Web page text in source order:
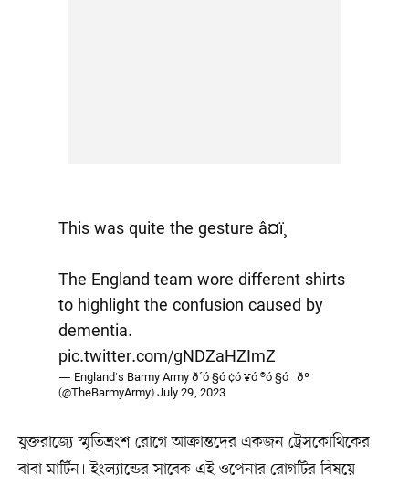
This was quite the gesture â¤ï¸
The England team wore different shirts
to highlight the confusion caused by
dementia.
pic.twitter.com/gNDZaHZImZ
— England's Barmy Army ð´ó §ó ¢ó ¥ó ®ó §ó ¿ðº
(@TheBarmyArmy)July 29, 2023
যুক্তরাজ্যে স্মৃতিভ্রংশ রোগে আক্রান্তদের একজন ট্রেসকোথিকের
বাবা মার্টিন। ইংল্যান্ডের সাবেক এই ওপেনার রোগটির বিষয়ে